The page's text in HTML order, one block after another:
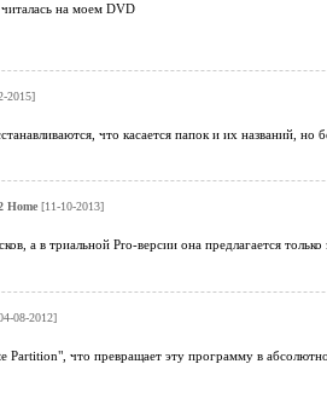
на моем DVD
2015]
что касается папок и их названий,
Home[11-10-2013]
а в триальной Pro-версии она предлагается только
08-2012]
Partition", что превращает эту программу в абсолютно